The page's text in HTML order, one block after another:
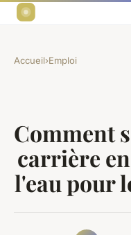
Accueil›Emploi
Comment
carrière
l'eau pour